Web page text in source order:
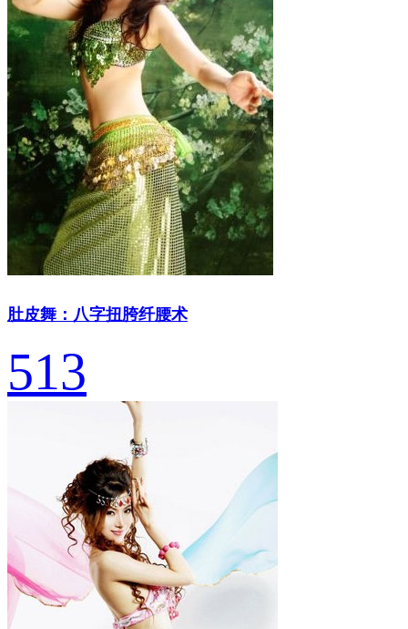
肚皮舞：八字扭胯纤腰术
513